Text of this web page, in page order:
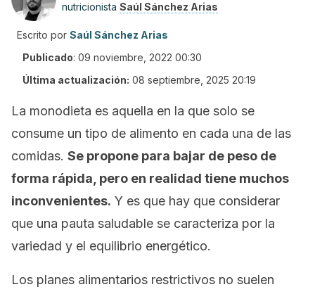
nutricionista Saúl Sánchez Arias
Escrito por Saúl Sánchez Arias
Publicado: 09 noviembre, 2022 00:30
Última actualización: 08 septiembre, 2025 20:19
La monodieta es aquella en la que solo se
consume un tipo de alimento en cada una de las
comidas. Se propone para bajar de peso de
forma rápida, pero en realidad tiene muchos
inconvenientes. Y es que hay que considerar
que una pauta saludable se caracteriza por la
variedad y el equilibrio energético.
Los planes alimentarios restrictivos no suelen